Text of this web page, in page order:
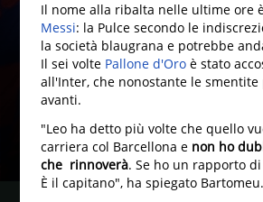
Il nome alla ribalta nelle ultime ore
Messi: la Pulce secondo le
la società blaugrana e potrebbe
Il sei volte Pallone d'Oroè stato
all'Inter, che nonostante le
avanti.
"Leo ha detto più volte che quello
carriera col Barcellona e non ho
che rinnoverà. Se ho un rapporto
È il capitano", ha spiegato Bartomeu.